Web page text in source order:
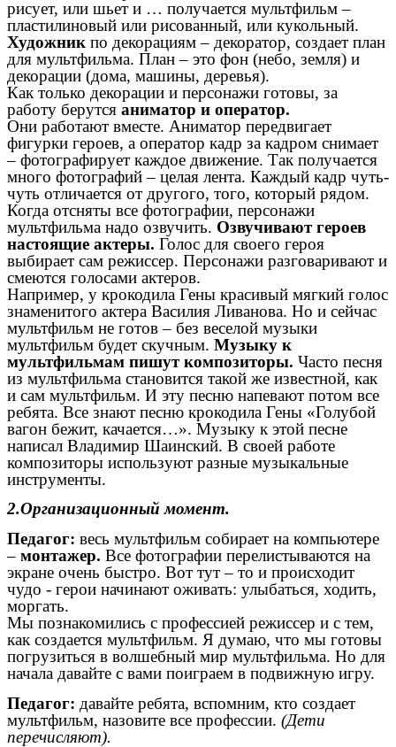
рисует, или шьет и … получается мультфильм –
пластилиновый или рисованный, или кукольный.
Художник по декорациям – декоратор, создает план
для мультфильма. План – это фон (небо, земля) и
декорации (дома, машины, деревья).
Как только декорации и персонажи готовы, за
работу берутся аниматор и оператор.
Они работают вместе. Аниматор передвигает
фигурки героев, а оператор кадр за кадром снимает
– фотографирует каждое движение. Так получается
много фотографий – целая лента. Каждый кадр чуть-
чуть отличается от другого, того, который рядом.
Когда отсняты все фотографии, персонажи
мультфильма надо озвучить. Озвучивают героев
настоящие актеры. Голос для своего героя
выбирает сам режиссер. Персонажи разговаривают и
смеются голосами актеров.
Например, у крокодила Гены красивый мягкий голос
знаменитого актера Василия Ливанова. Но и сейчас
мультфильм не готов – без веселой музыки
мультфильм будет скучным. Музыку к
мультфильмам пишут композиторы. Часто песня
из мультфильма становится такой же известной, как
и сам мультфильм. И эту песню напевают потом все
ребята. Все знают песню крокодила Гены «Голубой
вагон бежит, качается…». Музыку к этой песне
написал Владимир Шаинский. В своей работе
композиторы используют разные музыкальные
инструменты.
2.Организационный момент.
Педагог: весь мультфильм собирает на компьютере
– монтажер. Все фотографии перелистываются на
экране очень быстро. Вот тут – то и происходит
чудо - герои начинают оживать: улыбаться, ходить,
моргать.
Мы познакомились с профессией режиссер и с тем,
как создается мультфильм. Я думаю, что мы готовы
погрузиться в волшебный мир мультфильма. Но для
начала давайте с вами поиграем в подвижную игру.
Педагог: давайте ребята, вспомним, кто создает
мультфильм, назовите все профессии. (Дети
перечисляют).